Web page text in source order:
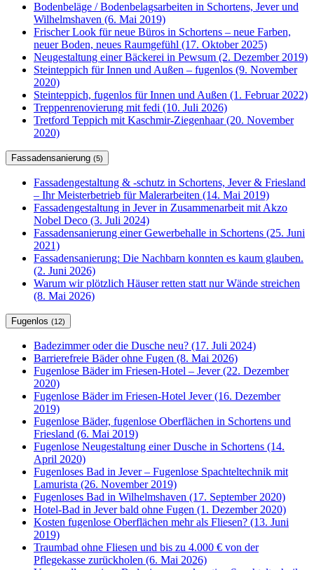
Bodenbeläge / Bodenbelagsarbeiten in Schortens, Jever und
Wilhelmshaven (6. Mai 2019)
Frischer Look für neue Büros in Schortens – neue Farben,
neuer Boden, neues Raumgefühl (17. Oktober 2025)
Neugestaltung einer Bäckerei in Pewsum (2. Dezember 2019)
Steinteppich für Innen und Außen – fugenlos (9. November
2020)
Steinteppich, fugenlos für Innen und Außen (1. Februar 2022)
Treppenrenovierung mit fedi (10. Juli 2026)
Tretford Teppich mit Kaschmir-Ziegenhaar (20. November
2020)
Fassadensanierung (5)
Fassadengestaltung & -schutz in Schortens, Jever & Friesland
– Ihr Meisterbetrieb für Malerarbeiten (14. Mai 2019)
Fassadengestaltung in Jever in Zusammenarbeit mit Akzo
Nobel Deco (3. Juli 2024)
Fassadensanierung einer Gewerbehalle in Schortens (25. Juni
2021)
Fassadensanierung: Die Nachbarn konnten es kaum glauben.
(2. Juni 2026)
Warum wir plötzlich Häuser retten statt nur Wände streichen
(8. Mai 2026)
Fugenlos (12)
Badezimmer oder die Dusche neu? (17. Juli 2024)
Barrierefreie Bäder ohne Fugen (8. Mai 2026)
Fugenlose Bäder im Friesen-Hotel – Jever (22. Dezember
2020)
Fugenlose Bäder im Friesen-Hotel Jever (16. Dezember
2019)
Fugenlose Bäder, fugenlose Oberflächen in Schortens und
Friesland (6. Mai 2019)
Fugenlose Neugestaltung einer Dusche in Schortens (14.
April 2020)
Fugenloses Bad in Jever – Fugenlose Spachteltechnik mit
Lamurista (26. November 2019)
Fugenloses Bad in Wilhelmshaven (17. September 2020)
Hotel-Bad in Jever bald ohne Fugen (1. Dezember 2020)
Kosten fugenlose Oberflächen mehr als Fliesen? (13. Juni
2019)
Traumbad ohne Fliesen und bis zu 4.000 € von der
Pflegekasse zurückholen (6. Mai 2026)